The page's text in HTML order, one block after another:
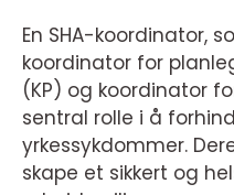
En SHA-koordinator,
koordinator for
(KP) og koordinator
sentral rolle i å
yrkessykdommer.
skape et sikkert og